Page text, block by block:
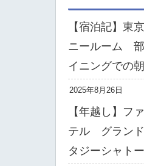
【宿泊記】東
ニールーム 部
イニングでの
2025年8月26日
【年越し】フ
テル グラン
タジーシャト